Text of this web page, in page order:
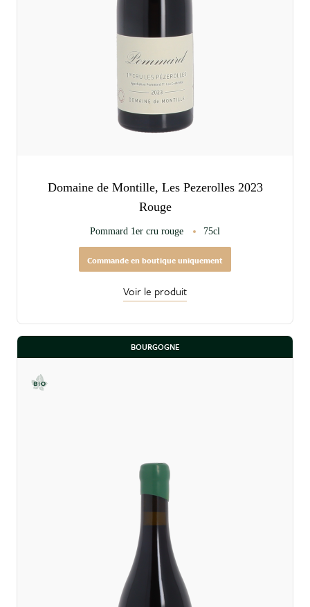
Domaine de Montille, Les Pezerolles 2023
Rouge
Pommard 1er cru rouge 75cl
Commande en boutique uniquement
Voir le produit
BOURGOGNE